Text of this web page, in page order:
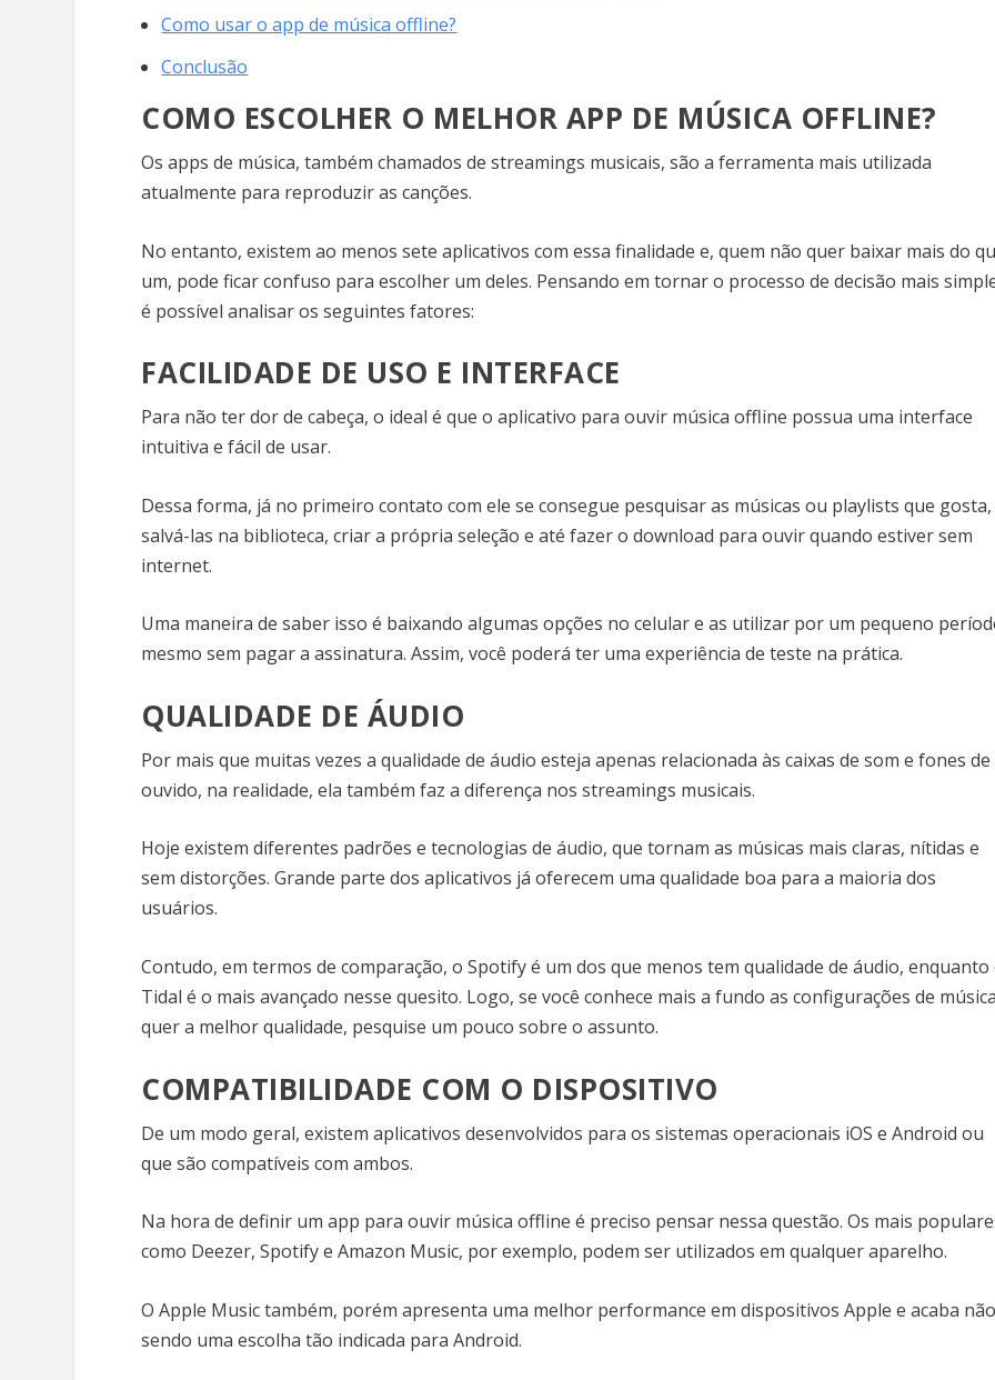
Como usar o app de música offline?
Conclusão
COMO ESCOLHER O MELHOR APP DE MÚSICA OFFLINE?
Os apps de música, também chamados de streamings musicais, são a ferramenta mais utilizada
atualmente para reproduzir as canções.
No entanto, existem ao menos sete aplicativos com essa finalidade e, quem não quer baixar mais do
um, pode ficar confuso para escolher um deles. Pensando em tornar o processo de decisão mais
é possível analisar os seguintes fatores:
FACILIDADE DE USO E INTERFACE
Para não ter dor de cabeça, o ideal é que o aplicativo para ouvir música offline possua uma interface
intuitiva e fácil de usar.
Dessa forma, já no primeiro contato com ele se consegue pesquisar as músicas ou playlists que gosta,
salvá-las na biblioteca, criar a própria seleção e até fazer o download para ouvir quando estiver sem
internet.
Uma maneira de saber isso é baixando algumas opções no celular e as utilizar por um pequeno
mesmo sem pagar a assinatura. Assim, você poderá ter uma experiência de teste na prática.
QUALIDADE DE ÁUDIO
Por mais que muitas vezes a qualidade de áudio esteja apenas relacionada às caixas de som e fones de
ouvido, na realidade, ela também faz a diferença nos streamings musicais.
Hoje existem diferentes padrões e tecnologias de áudio, que tornam as músicas mais claras, nítidas e
sem distorções. Grande parte dos aplicativos já oferecem uma qualidade boa para a maioria dos
usuários.
Contudo, em termos de comparação, o Spotify é um dos que menos tem qualidade de áudio, enquanto
Tidal é o mais avançado nesse quesito. Logo, se você conhece mais a fundo as configurações de
quer a melhor qualidade, pesquise um pouco sobre o assunto.
COMPATIBILIDADE COM O DISPOSITIVO
De um modo geral, existem aplicativos desenvolvidos para os sistemas operacionais iOS e Android ou
que são compatíveis com ambos.
Na hora de definir um app para ouvir música offline é preciso pensar nessa questão. Os mais
como Deezer, Spotify e Amazon Music, por exemplo, podem ser utilizados em qualquer aparelho.
O Apple Music também, porém apresenta uma melhor performance em dispositivos Apple e acaba
sendo uma escolha tão indicada para Android.